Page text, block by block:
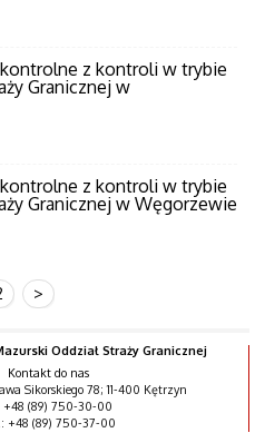
z kontroli w trybie
Granicznej w
z kontroli w trybie
Granicznej w Węgorzewie
>
Oddział Straży Granicznej
Kontakt do nas
Sikorskiego 78; 11-400 Kętrzyn
+48 (89) 750-30-00
+48 (89) 750-37-00